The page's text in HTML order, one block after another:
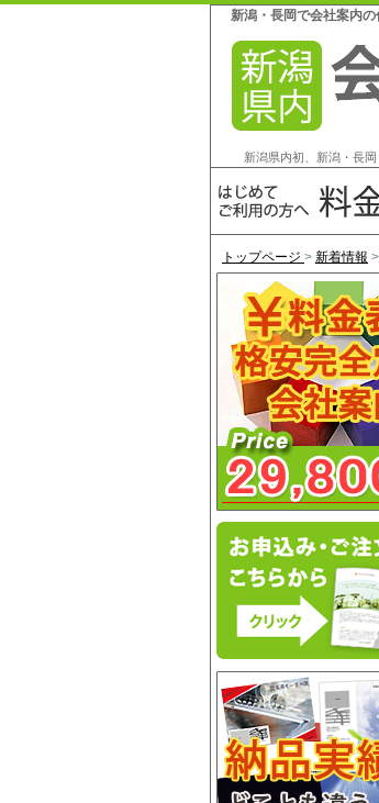
新潟・長岡で会社案内
新潟県内初、新潟・長
トップページ > 新着情報